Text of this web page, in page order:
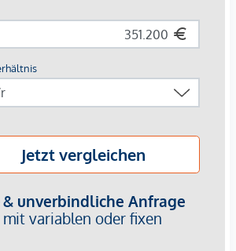
mit kurzen Wegen und hoher
Wege mit dem Fahrrad bietet der
Rad erreichbar. Attraktive Geh- und
das Umfeld zusätzlich besonders
ist ebenfalls sehr gut:
4 bestehen direkte
Congress und Jakominiplatz. Der
ist in rund 5 Minuten, der